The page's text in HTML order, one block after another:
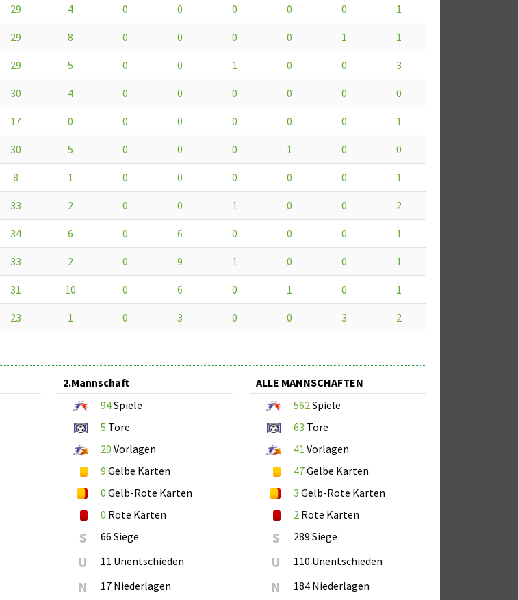
29 4 0 0 0 0 0 1
29 8 0 0 0 0 1 1
29 5 0 0 1 0 0 3
30 4 0 0 0 0 0 0
17 0 0 0 0 0 0 1
30 5 0 0 0 1 0 0
8 1 0 0 0 0 0 1
33 2 0 0 1 0 0 2
34 6 0 6 0 0 0 1
33 2 0 9 1 0 0 1
31 10 0 6 0 1 0 1
23 1 0 3 0 0 3 2
2.Mannschaft
94Spiele
5 Tore
20 Vorlagen
9 Gelbe Karten
0 Gelb-Rote Karten
0 Rote Karten
S 66 Siege
U 11 Unentschieden
N 17 Niederlagen
ALLE MANNSCHAFTEN
562 Spiele
63 Tore
41 Vorlagen
47Gelbe Karten
3 Gelb-Rote Karten
2 Rote Karten
S 289 Siege
U 110 Unentschieden
N 184 Niederlagen